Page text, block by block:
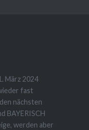
März 2024
fast
nächsten
BAYERISCH
werden aber